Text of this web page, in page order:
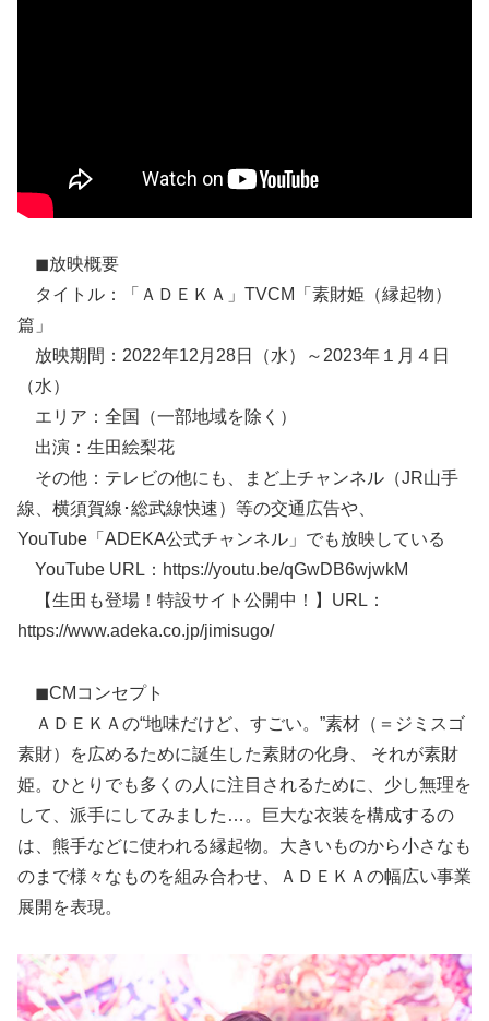
◼放映概要
タイトル：「ＡＤＥＫＡ」TVCM「素財姫（縁起物）
篇」
放映期間：2022年12月28日（水）～2023年１月４日
（水）
エリア：全国（一部地域を除く）
出演：生田絵梨花
その他：テレビの他にも、まど上チャンネル（JR山手
線、横須賀線･総武線快速）等の交通広告や、
YouTube「ADEKA公式チャンネル」でも放映している
YouTube URL：https://youtu.be/qGwDB6wjwkM
【生田も登場！特設サイト公開中！】URL：
https://www.adeka.co.jp/jimisugo/
◼CMコンセプト
ＡＤＥＫＡの“地味だけど、すごい。”素材（＝ジミスゴ
素財）を広めるために誕生した素財の化身、 それが素財
姫。ひとりでも多くの人に注目されるために、少し無理を
して、派手にしてみました…。巨大な衣装を構成するの
は、熊手などに使われる縁起物。大きいものから小さなも
のまで様々なものを組み合わせ、ＡＤＥＫＡの幅広い事業
展開を表現。